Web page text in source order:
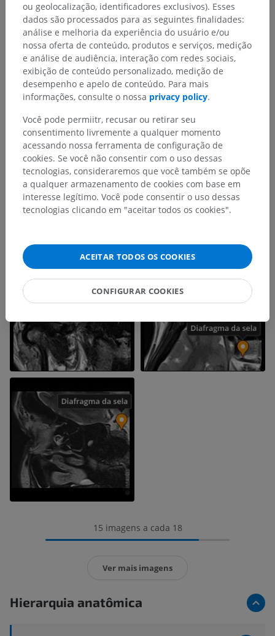
15 imagens a cada 18
Ver mais imagens
Hierarquia anatômica
ou geolocalização, identificadores exclusivos). Esses
dados são processados para as seguintes finalidades:
análise e melhoria da experiência do usuário e/ou
nossa oferta de conteúdo, produtos e serviços, medição
e análise de audiência, interação com redes sociais,
exibição de conteúdo personalizado, medição de
desempenho e apelo de conteúdo. Para mais
informações, consulte o nossa privacy policy.
Você pode permiitr, recusar ou retirar seu
consentimento livremente a qualquer momento
acessando nossa ferramenta de configuração de
cookies. Se você não consentir com o uso dessas
tecnologias, consideraremos que você também se opõe
a qualquer armazenamento de cookies com base em
interesse legítimo. Você pode consentir o uso dessas
tecnologias clicando em "aceitar todos os cookies".
ACEITAR TODOS OS COOKIES
CONFIGURAR COOKIES